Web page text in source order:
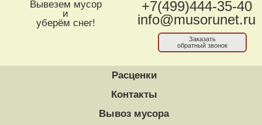
Вывезем мусор
и
уберём снег!
+7(499)444-35-40
info@musorunet.ru
Заказать
обратный звонок
Расценки
Контакты
Вывоз мусора